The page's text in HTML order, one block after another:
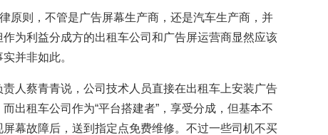
原则，不管是广告屏幕生产商，还是汽车生产商，并
为利益分成方的出租车公司和广告屏运营商显然应该
并非如此。
人蔡青青说，公司技术人员直接在出租车上安装广告
出租车公司作为“平台搭建者”，享受分成，但基本不
幕故障后，送到指定点免费维修。不过一些司机不买